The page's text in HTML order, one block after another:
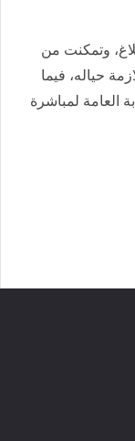
وتمكنت من
حياله، فيما
العامة لمباشرة